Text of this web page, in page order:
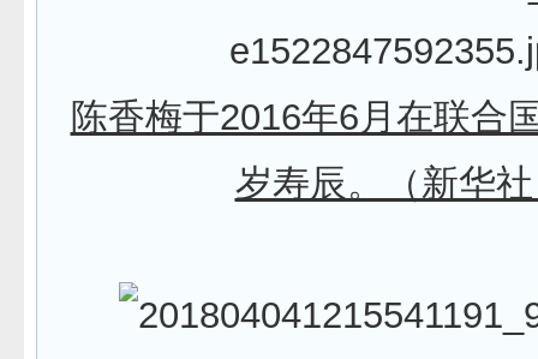
陈香梅于2016年6月在联合
岁寿辰。（新华